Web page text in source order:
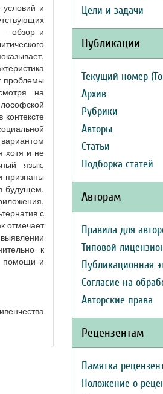
условий и
– обзор и
проблемы
на
хотя и не
язык,
признаны
будущем.
с
отмечает
к
помощи и
Цели и задачи
Публикации
Текущий номер
Архив
Рубрики
Авторы
Статьи
Подборка статей
Авторам
Правила для
Типовой
Публикационная
Согласие на
Авторские права
Рецензентам
Памятка
Положение о